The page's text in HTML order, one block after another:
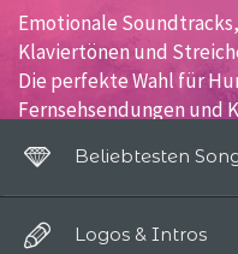
Emotionale
Klaviertönen und
Die perfekte Wahl für
Fernsehsendungen und
Beliebtesten
Logos & Intros